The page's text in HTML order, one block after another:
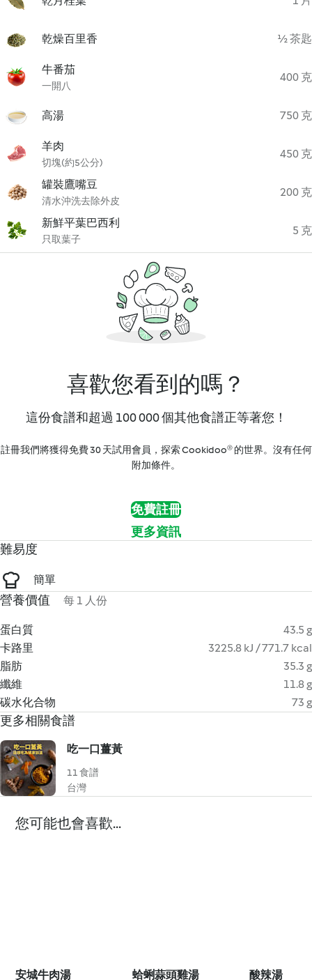
乾燥百里香 ½ 茶匙
牛番茄
一開八
400 克
高湯 750 克
羊肉
切塊(約5公分)
450 克
罐裝鷹嘴豆
清水沖洗去除外皮
200 克
新鮮平葉巴西利
只取葉子
5 克
喜歡您看到的嗎？
這份食譜和超過 100 000 個其他食譜正等著您！
註冊我們將獲得免費 30 天試用會員，探索 Cookidoo® 的世界。沒有任何
附加條件。
免費註冊
更多資訊
難易度
簡單
營養價值 每 1 人份
蛋白質
43.5 g
卡路里
3225.8 kJ / 771.7 kcal
脂肪
35.3 g
纖維
11.8 g
碳水化合物
73 g
更多相關食譜
吃一口薑黃
11 食譜
台灣
您可能也會喜歡...
安城牛肉湯 蛤蜊蒜頭雞湯 酸辣湯